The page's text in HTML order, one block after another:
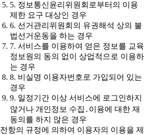
5. 정보통신윤리위원회로부터의 이용
제한 요구 대상인 경우
6. 선거관리위원회의 유권해석 상의 불
법선거운동을 하는 경우
7. 서비스를 이용하여 얻은 정보를 교육
정보원의 동의 없이 상업적으로 이용하
는 경우
8. 비실명 이용자번호로 가입되어 있는
경우
9. 일정기간 이상 서비스에 로그인하지
않거나 개인정보 수집․이용에 대한 재
동의를 하지 않은 경우
항의 규정에 의하여 이용자의 이용을 제